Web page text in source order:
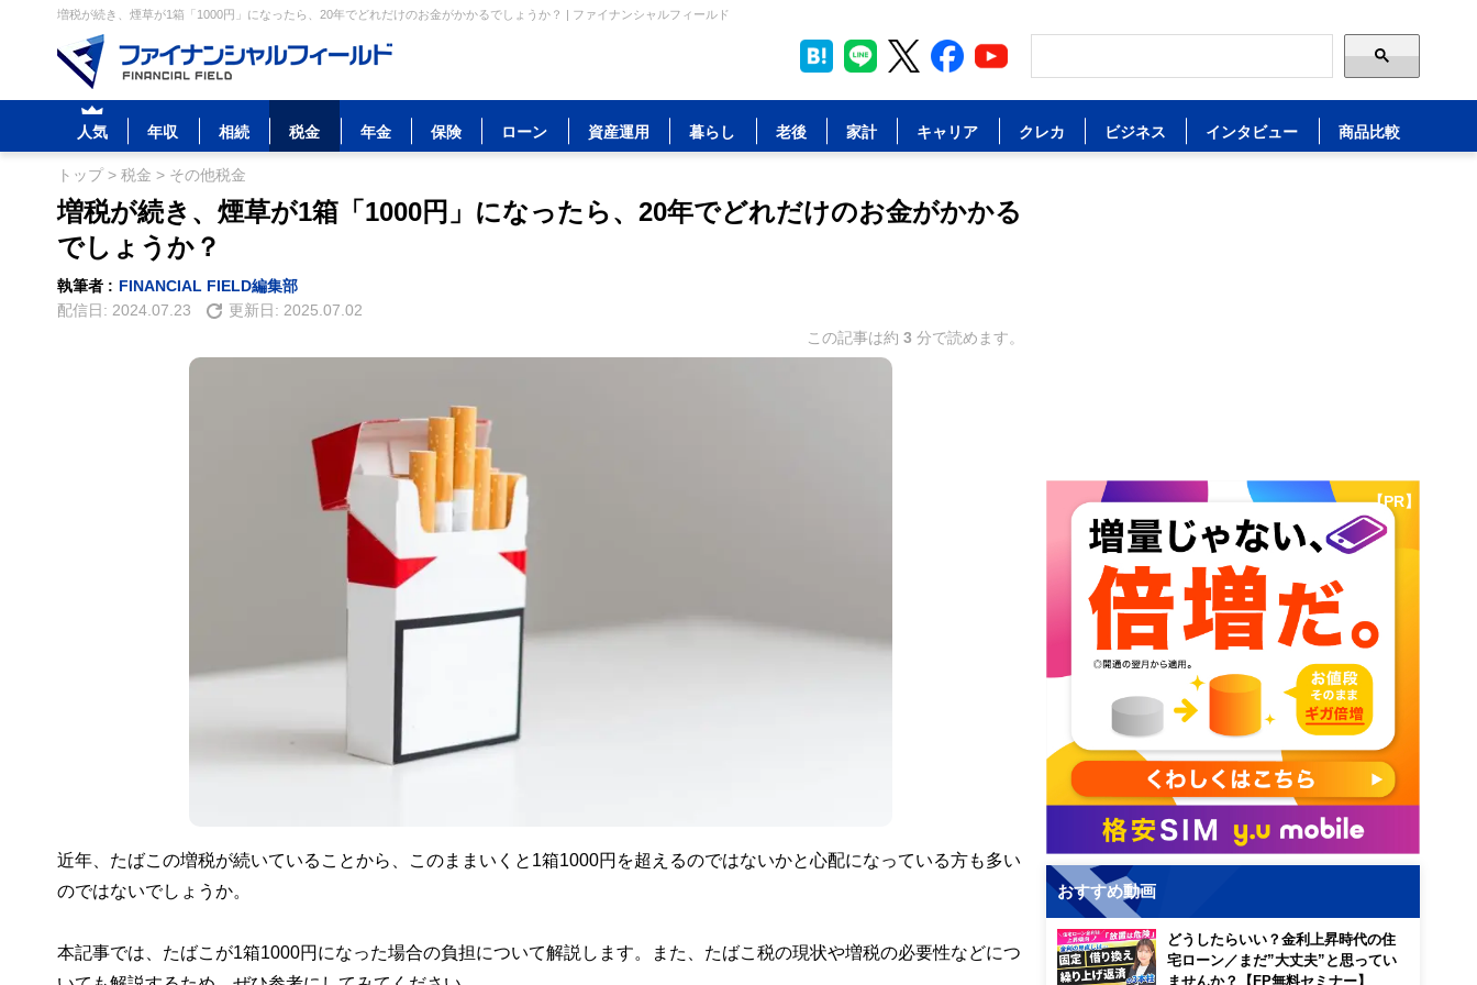
増税が続き、煙草が1箱「1000円」になったら、20年でどれだけのお金がかかるでしょうか？ | ファイナンシャルフィールド
人気 年収 相続 税金 年金 保険 ローン 資産運用 暮らし 老後 家計 キャリア クレカ ビジネス インタビュー 商品比較
トップ> 税金 > その他税金
増税が続き、煙草が1箱「1000円」になったら、20年でどれだけのお金がかかる
でしょうか？
執筆者 : FINANCIAL FIELD編集部
配信日: 2024.07.23 更新日: 2025.07.02
この記事は約 3 分で読めます。
近年、たばこの増税が続いていることから、このままいくと1箱1000円を超えるのではないかと心配になっている方も多い
のではないでしょうか。
本記事では、たばこが1箱1000円になった場合の負担について解説します。また、たばこ税の現状や増税の必要性などにつ
【PR】
おすすめ動画
どうしたらいい？金利上昇時代の住
宅ローン／まだ”大丈夫”と思ってい
ませんか？【FP無料セミナー】